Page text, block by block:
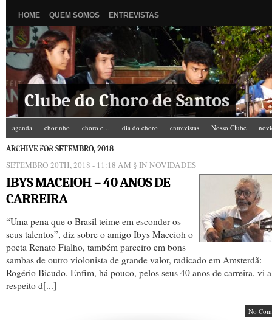
HOME QUEM SOMOS ENTREVISTAS
Clube do Choro de Santos
agenda chorinho choro e… dia do choro entrevistas Nosso Clube
Zé do Camarim
ARCHIVE FOR SETEMBRO, 2018
SETEMBRO 20TH, 2018 - 11:18 AM § IN NOVIDADES
IBYS MACEIOH – 40 ANOS DE
CARREIRA
“Uma pena que o Brasil teime em esconder os
seus talentos”, diz sobre o amigo Ibys Maceioh o
poeta Renato Fialho, também parceiro em bons
sambas de outro violonista de grande valor, radicado em Amsterdã:
Rogério Bicudo. Enfim, há pouco, pelos seus 40 anos de carreira, vi a
respeito d[...]
No